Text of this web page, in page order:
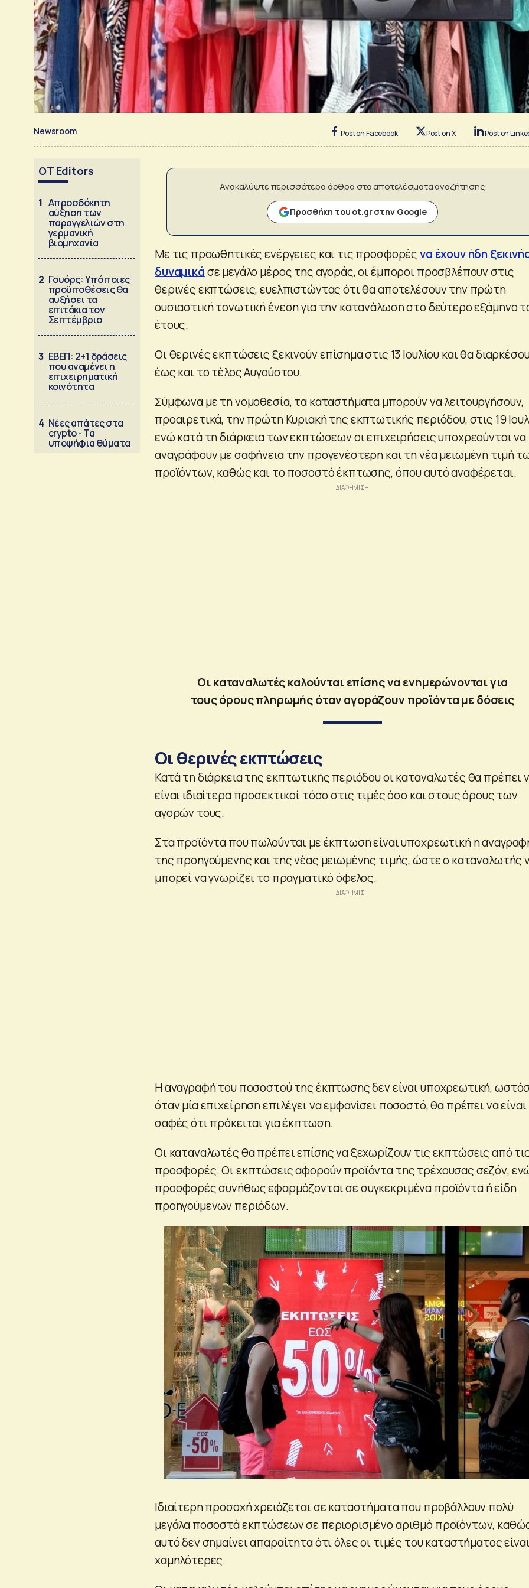
Newsroom Post on Facebook Post on X Post on
OT Editors
1 Απροσδόκητη
αύξηση των
παραγγελιών στη
γερμανική
βιομηχανία
2 Γουόρς: Υπό ποιες
προϋποθέσεις θα
αυξήσει τα
επιτόκια τον
Σεπτέμβριο
3 ΕΒΕΠ: 2+1 δράσεις
που αναμένει η
επιχειρηματική
κοινότητα
4 Νέες απάτες στα
crypto - Τα
υποψήφια θύματα
Ανακαλύψτε περισσότερα άρθρα στα αποτελέσματα αναζήτησης
Προσθήκη του ot.gr στην Google
Με τις προωθητικές ενέργειες και τις προσφορέςνα έχουν ήδη
δυναμικάσε μεγάλο μέρος της αγοράς, οι έμποροι προσβλέπουν στις
θερινές εκπτώσεις, ευελπιστώντας ότι θα αποτελέσουν την πρώτη
ουσιαστική τονωτική ένεση για την κατανάλωση στο δεύτερο εξάμηνο
έτους.
Οι θερινές εκπτώσεις ξεκινούν επίσημα στις 13 Ιουλίου και θα
έως και το τέλος Αυγούστου.
Σύμφωνα με τη νομοθεσία, τα καταστήματα μπορούν να λειτουργήσουν,
προαιρετικά, την πρώτη Κυριακή της εκπτωτικής περιόδου, στις 19
ενώ κατά τη διάρκεια των εκπτώσεων οι επιχειρήσεις υποχρεούνται να
αναγράφουν με σαφήνεια την προγενέστερη και τη νέα μειωμένη τιμή
προϊόντων, καθώς και το ποσοστό έκπτωσης, όπου αυτό αναφέρεται.
Οι καταναλωτές καλούνται επίσης να ενημερώνονται για
τους όρους πληρωμής όταν αγοράζουν προϊόντα με δόσεις
Οι θερινές εκπτώσεις
Κατά τη διάρκεια της εκπτωτικής περιόδου οι καταναλωτές θα πρέπει
είναι ιδιαίτερα προσεκτικοί τόσο στις τιμές όσο και στους όρους των
αγορών τους.
Στα προϊόντα που πωλούνται με έκπτωση είναι υποχρεωτική η
της προηγούμενης και της νέας μειωμένης τιμής, ώστε ο καταναλωτής
μπορεί να γνωρίζει το πραγματικό όφελος.
Η αναγραφή του ποσοστού της έκπτωσης δεν είναι υποχρεωτική,
όταν μία επιχείρηση επιλέγει να εμφανίσει ποσοστό, θα πρέπει να είναι
σαφές ότι πρόκειται για έκπτωση.
Οι καταναλωτές θα πρέπει επίσης να ξεχωρίζουν τις εκπτώσεις από
προσφορές. Οι εκπτώσεις αφορούν προϊόντα της τρέχουσας σεζόν,
προσφορές συνήθως εφαρμόζονται σε συγκεκριμένα προϊόντα ή είδη
προηγούμενων περιόδων.
Ιδιαίτερη προσοχή χρειάζεται σε καταστήματα που προβάλλουν πολύ
μεγάλα ποσοστά εκπτώσεων σε περιορισμένο αριθμό προϊόντων,
αυτό δεν σημαίνει απαραίτητα ότι όλες οι τιμές του καταστήματος
χαμηλότερες.